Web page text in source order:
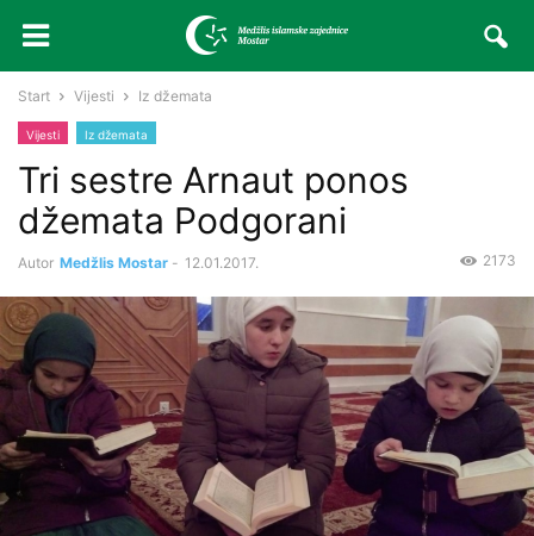
Start Vijesti Iz džemata
Vijesti Iz džemata
Tri sestre Arnaut ponos
džemata Podgorani
Autor Medžlis Mostar - 12.01.2017. 2173